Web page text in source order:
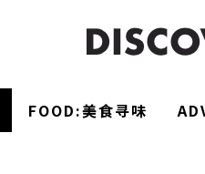
FOOD:美食寻味